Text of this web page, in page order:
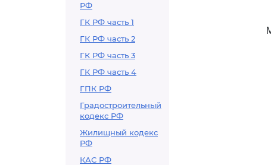
РФ
ГК РФ часть 1
ГК РФ часть 2
ГК РФ часть 3
ГК РФ часть 4
ГПК РФ
Градостроительный
кодекс РФ
Жилищный кодекс
РФ
КАС РФ